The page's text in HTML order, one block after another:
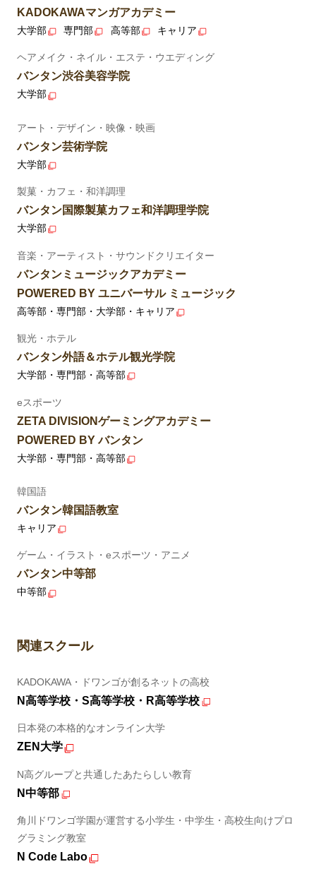
KADOKAWAマンガアカデミー
大学部 専門部 高等部 キャリア
ヘアメイク・ネイル・エステ・ウエディング
バンタン渋谷美容学院
大学部
アート・デザイン・映像・映画
バンタン芸術学院
大学部
製菓・カフェ・和洋調理
バンタン国際製菓カフェ和洋調理学院
大学部
音楽・アーティスト・サウンドクリエイター
バンタンミュージックアカデミー
POWERED BY ユニバーサル ミュージック
高等部・専門部・大学部・キャリア
観光・ホテル
バンタン外語＆ホテル観光学院
大学部・専門部・高等部
eスポーツ
ZETA DIVISIONゲーミングアカデミー
POWERED BY バンタン
大学部・専門部・高等部
韓国語
バンタン韓国語教室
キャリア
ゲーム・イラスト・eスポーツ・アニメ
バンタン中等部
中等部
関連スクール
KADOKAWA・ドワンゴが創るネットの高校
N高等学校・S高等学校・R高等学校
日本発の本格的なオンライン大学
ZEN大学
N高グループと共通したあたらしい教育
N中等部
角川ドワンゴ学園が運営する小学生・中学生・高校生向けプロ
グラミング教室
N Code Labo